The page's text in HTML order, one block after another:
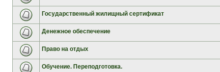
Государственный жилищный сертификат
Денежное обеспечение
Право на отдых
Обучение. Переподготовка.